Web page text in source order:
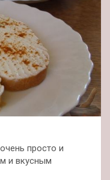
просто и
и вкусным